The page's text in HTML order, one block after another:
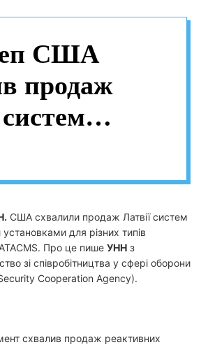
США
продаж
із
для
США схвалили продаж Латвії систем
для різних типів
Про це пише УНН з
зі співробітництва у сфері оборони
Cooperation Agency).
схвалив продаж реактивних